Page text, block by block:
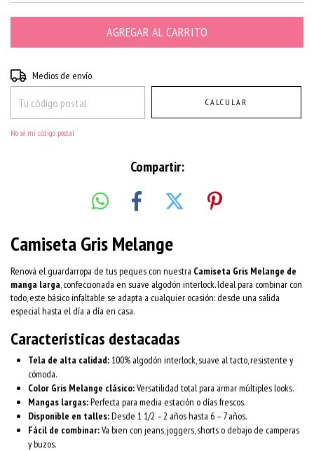
Entregas para el CP:
Medios de envío
CALCULAR
No sé mi código postal
Compartir:
Camiseta Gris Melange
Renová el guardarropa de tus peques con nuestra Camiseta Gris Melange de
manga larga , confeccionada en suave algodón interlock. Ideal para combinar con
todo, este básico infaltable se adapta a cualquier ocasión: desde una salida
especial hasta el día a día en casa.
Características destacadas
Tela de alta calidad: 100% algodón interlock, suave al tacto, resistente y
cómoda.
Color Gris Melange clásico:Versatilidad total para armar múltiples looks.
Mangas largas:Perfecta para media estación o días frescos.
Disponible en talles:Desde 1 1/2 – 2 años hasta 6 – 7 años.
Fácil de combinar:Va bien con jeans, joggers, shorts o debajo de camperas
y buzos.